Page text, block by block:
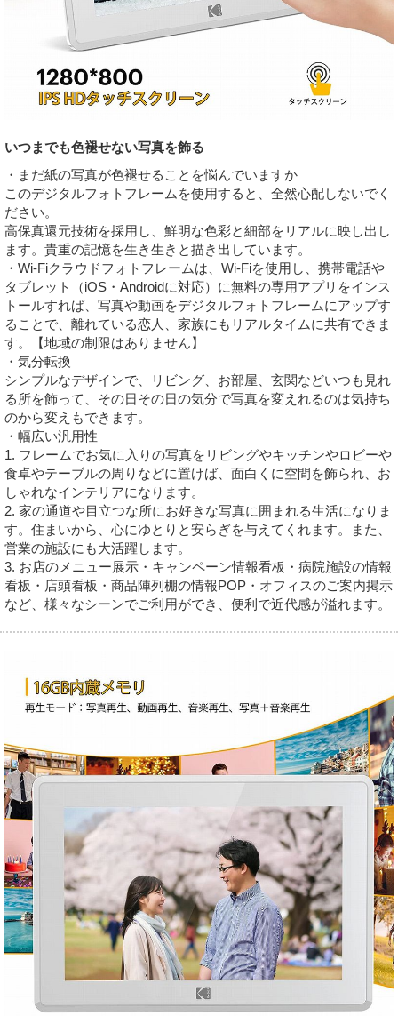
いつまでも色褪せない写真を飾る
・まだ紙の写真が色褪せることを悩んでいますか
このデジタルフォトフレームを使用すると、全然心配しないでく
ださい。
高保真還元技術を採用し、鮮明な色彩と細部をリアルに映し出し
ます。貴重の記憶を生き生きと描き出しています。
・Wi-Fiクラウドフォトフレームは、Wi-Fiを使用し、携帯電話や
タブレット（iOS・Androidに対応）に無料の専用アプリをインス
トールすれば、写真や動画をデジタルフォトフレームにアップす
ることで、離れている恋人、家族にもリアルタイムに共有できま
す。【地域の制限はありません】
・気分転換
シンプルなデザインで、リビング、お部屋、玄関などいつも見れ
る所を飾って、その日その日の気分で写真を変えれるのは気持ち
のから変えもできます。
・幅広い汎用性
1. フレームでお気に入りの写真をリビングやキッチンやロビーや
食卓やテーブルの周りなどに置けば、面白くに空間を飾られ、お
しゃれなインテリアになります。
2. 家の通道や目立つな所にお好きな写真に囲まれる生活になりま
す。住まいから、心にゆとりと安らぎを与えてくれます。また、
営業の施設にも大活躍します。
3. お店のメニュー展示・キャンペーン情報看板・病院施設の情報
看板・店頭看板・商品陣列棚の情報POP・オフィスのご案内掲示
など、様々なシーンでご利用ができ、便利で近代感が溢れます。